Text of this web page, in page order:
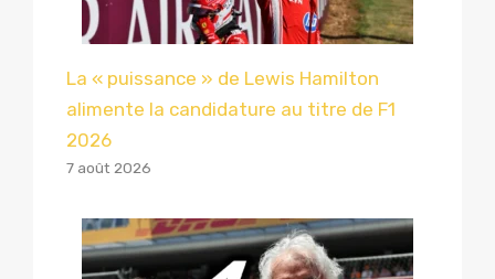
La « puissance » de Lewis Hamilton
alimente la candidature au titre de F1
2026
7 août 2026